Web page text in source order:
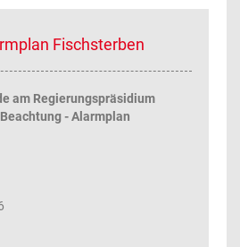
Fischsterben
am Regierungspräsidium
- Alarmplan